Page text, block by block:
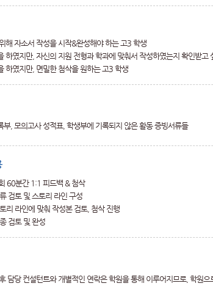
해 자소서 작성을 시작&완성해야 하는 고3 학생
하였지만, 자신의 지원 전형과 학과에 맞춰서 작성하였는지 확인받고
하였지만, 면밀한 첨삭을 원하는 고3 학생
부, 모의고사 성적표, 학생부에 기록되지 않은 활동 증빙서류들
60분간 1:1 피드백 & 첨삭
검토 및 스토리 라인 구성
리 라인에 맞춰 작성본 검토, 첨삭 진행
검토 및 완성
담당 컨설턴트와 개별적인 연락은 학원을 통해 이루어지므로, 학원으